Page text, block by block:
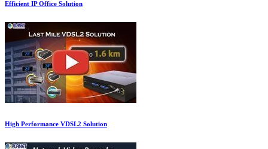
Efficient IP Office Solution
High Performance VDSL2 Solution